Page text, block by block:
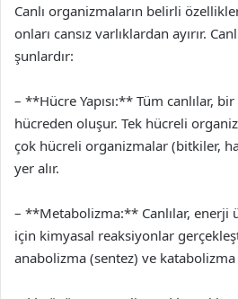
Canlı organizmaların belirli
onları cansız varlıklardan ayırır.
şunlardır:
– **Hücre Yapısı:** Tüm canlılar,
hücreden oluşur. Tek hücreli
çok hücreli organizmalar (bitkiler,
yer alır.
– **Metabolizma:** Canlılar, enerji
için kimyasal reaksiyonlar
anabolizma (sentez) ve katabolizma